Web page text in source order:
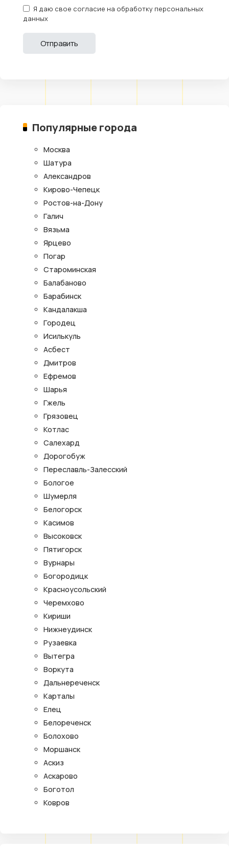
Я даю свое согласие на обработку персональных
данных
Популярные города
Москва
Шатура
Александров
Кирово-Чепецк
Ростов-на-Дону
Галич
Вязьма
Ярцево
Погар
Староминская
Балабаново
Барабинск
Кандалакша
Городец
Исилькуль
Асбест
Дмитров
Ефремов
Шарья
Гжель
Грязовец
Котлас
Салехард
Дорогобуж
Переславль-Залесский
Бологое
Шумерля
Белогорск
Касимов
Высоковск
Пятигорск
Вурнары
Богородицк
Красноусольский
Черемхово
Кириши
Нижнеудинск
Рузаевка
Вытегра
Воркута
Дальнереченск
Карталы
Елец
Белореченск
Болохово
Моршанск
Аскиз
Аскарово
Боготол
Ковров